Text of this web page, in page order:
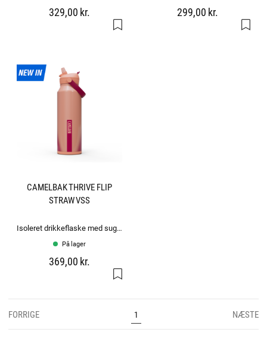
329,00 kr. 299,00 kr.
CAMELBAK THRIVE FLIP
STRAW VSS
Isoleret drikkeflaske med sugerør: 1.2L
På lager
369,00 kr.
FORRIGE 1 NÆSTE